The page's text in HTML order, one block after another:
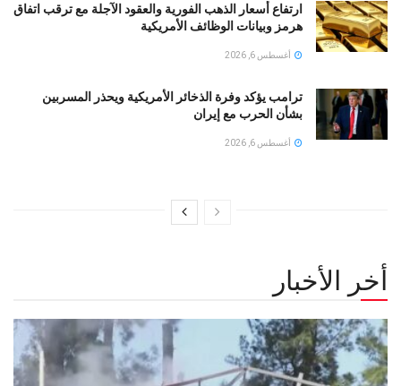
ارتفاع أسعار الذهب الفورية والعقود الآجلة مع ترقب اتفاق
هرمز وبيانات الوظائف الأمريكية
أغسطس 6, 2026
ترامب يؤكد وفرة الذخائر الأمريكية ويحذر المسربين
بشأن الحرب مع إيران
أغسطس 6, 2026
أخر الأخبار